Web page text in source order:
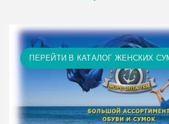
ПЕРЕЙТИ В КАТАЛОГ ЖЕНСКИХ